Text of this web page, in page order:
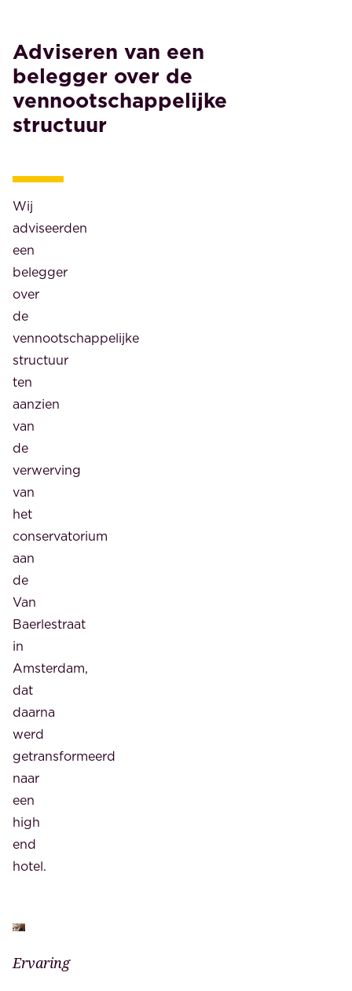
Adviseren van een
belegger over de
vennootschappelijke
structuur
Wij
adviseerden
een
belegger
over
de
vennootschappelijke
structuur
ten
aanzien
van
de
verwerving
van
het
conservatorium
aan
de
Van
Baerlestraat
in
Amsterdam,
dat
daarna
werd
getransformeerd
naar
een
high
end
hotel.
Ervaring